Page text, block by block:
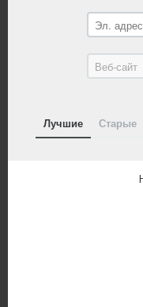
Лучшие Старые